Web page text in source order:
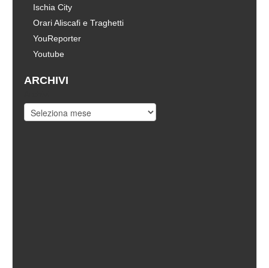
Ischia City
Orari Aliscafi e Traghetti
YouReporter
Youtube
ARCHIVI